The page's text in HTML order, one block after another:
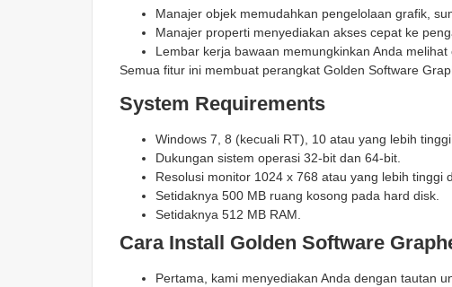
Manajer objek memudahkan pengelolaan grafik,
Manajer properti menyediakan akses cepat ke
Lembar kerja bawaan memungkinkan Anda
Semua fitur ini membuat perangkat Golden Software
System Requirements
Windows 7, 8 (kecuali RT), 10 atau yang lebih
Dukungan sistem operasi 32-bit dan 64-bit.
Resolusi monitor 1024 x 768 atau yang lebih tinggi
Setidaknya 500 MB ruang kosong pada hard disk.
Setidaknya 512 MB RAM.
Cara Install Golden Software
Pertama, kami menyediakan Anda dengan tautan